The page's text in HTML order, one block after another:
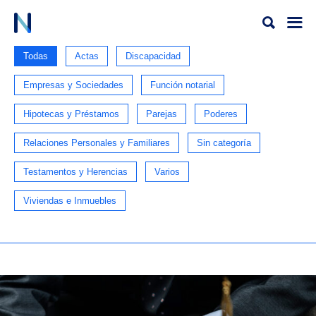
Todas Actas Discapacidad
Empresas y Sociedades Función notarial
Hipotecas y Préstamos Parejas Poderes
Relaciones Personales y Familiares Sin categoría
Testamentos y Herencias Varios
Viviendas e Inmuebles